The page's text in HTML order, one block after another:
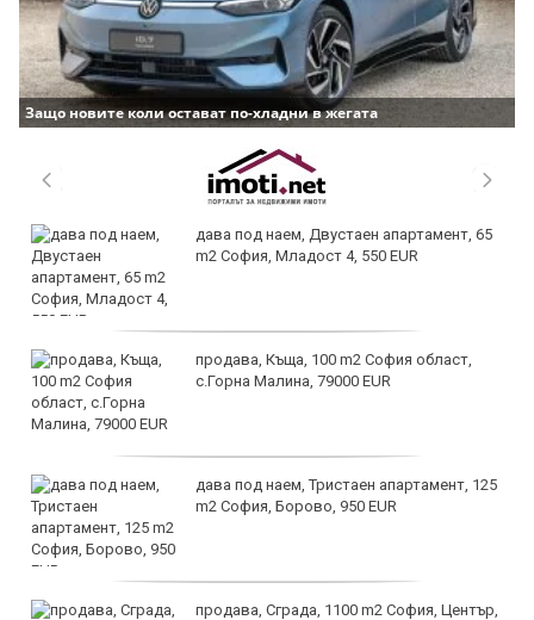
Защо новите коли остават по-хладни в жегата
дава под наем, Двустаен апартамент, 65
m2 София, Младост 4, 550 EUR
продава, Къща, 100 m2 София област,
с.Горна Малина, 79000 EUR
дава под наем, Тристаен апартамент, 125
m2 София, Борово, 950 EUR
продава, Сграда, 1100 m2 София, Център,